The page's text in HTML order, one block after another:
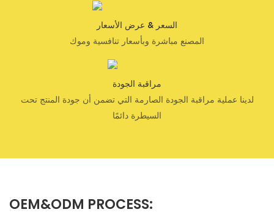
السعر & عرض الأسعار
المصنع مباشرة وبأسعار تنافسية وموك
مراقبة الجودة
لدينا عملية مراقبة الجودة الصارمة التي تضمن أن جودة المنتج تحت
السيطرة دائمًا
OEM&ODM PROCESS: